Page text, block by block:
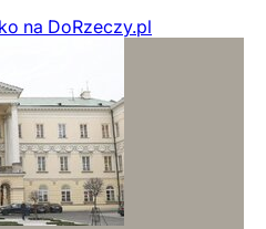
na DoRzeczy.pl